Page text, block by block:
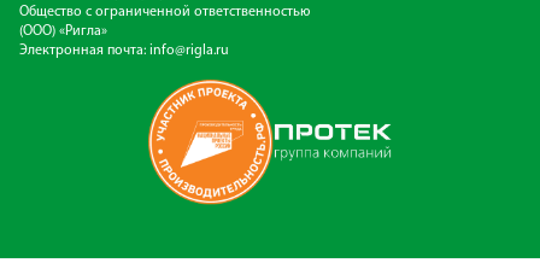
Общество с ограниченной ответственностью
(ООО) «Ригла»
Электронная почта: info@rigla.ru